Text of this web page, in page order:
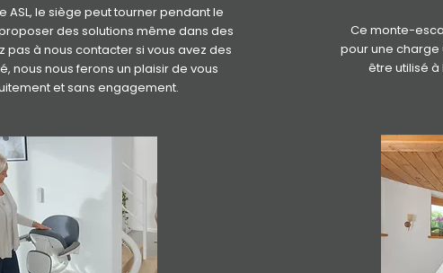
ASL, le siège peut tourner pendant le
des solutions même dans des
pas à nous contacter si vous avez des
nous nous ferons un plaisir de vous
et sans engagement.
Ce monte-
pour une charge
être utilisé